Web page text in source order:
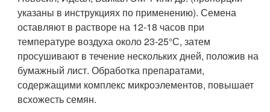
указаны в инструкциях по применению). Семена
оставляют в растворе на 12-18 часов при
температуре воздуха около 23-25°С, затем
просушивают в течение нескольких дней, положив на
бумажный лист. Обработка препаратами,
содержащими комплекс микроэлементов, повышает
всхожесть семян.